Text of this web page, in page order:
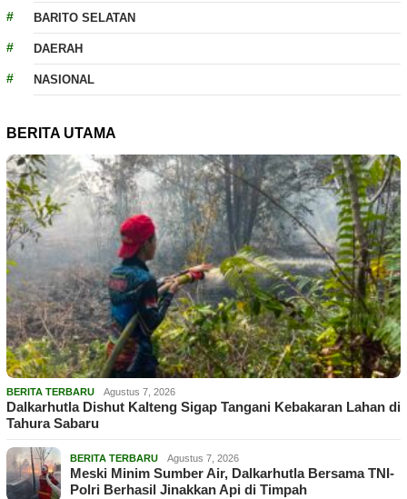
BARITO SELATAN
DAERAH
NASIONAL
BERITA UTAMA
BERITA TERBARU Agustus 7, 2026
Dalkarhutla Dishut Kalteng Sigap Tangani Kebakaran Lahan di
Tahura Sabaru
BERITA TERBARU Agustus 7, 2026
Meski Minim Sumber Air, Dalkarhutla Bersama TNI-
Polri Berhasil Jinakkan Api di Timpah